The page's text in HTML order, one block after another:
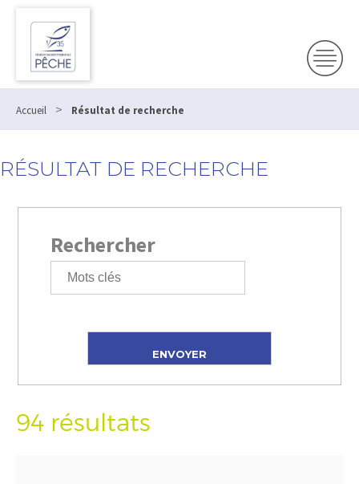
Accueil > Résultat de recherche
RÉSULTAT DE RECHERCHE
Rechercher
94 résultats